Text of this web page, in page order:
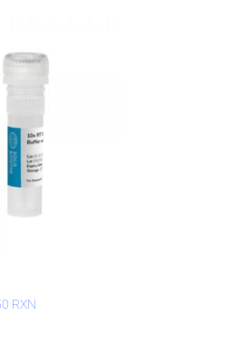
RXN